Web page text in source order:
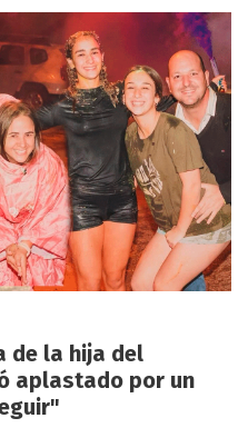
de la hija del
aplastado por un